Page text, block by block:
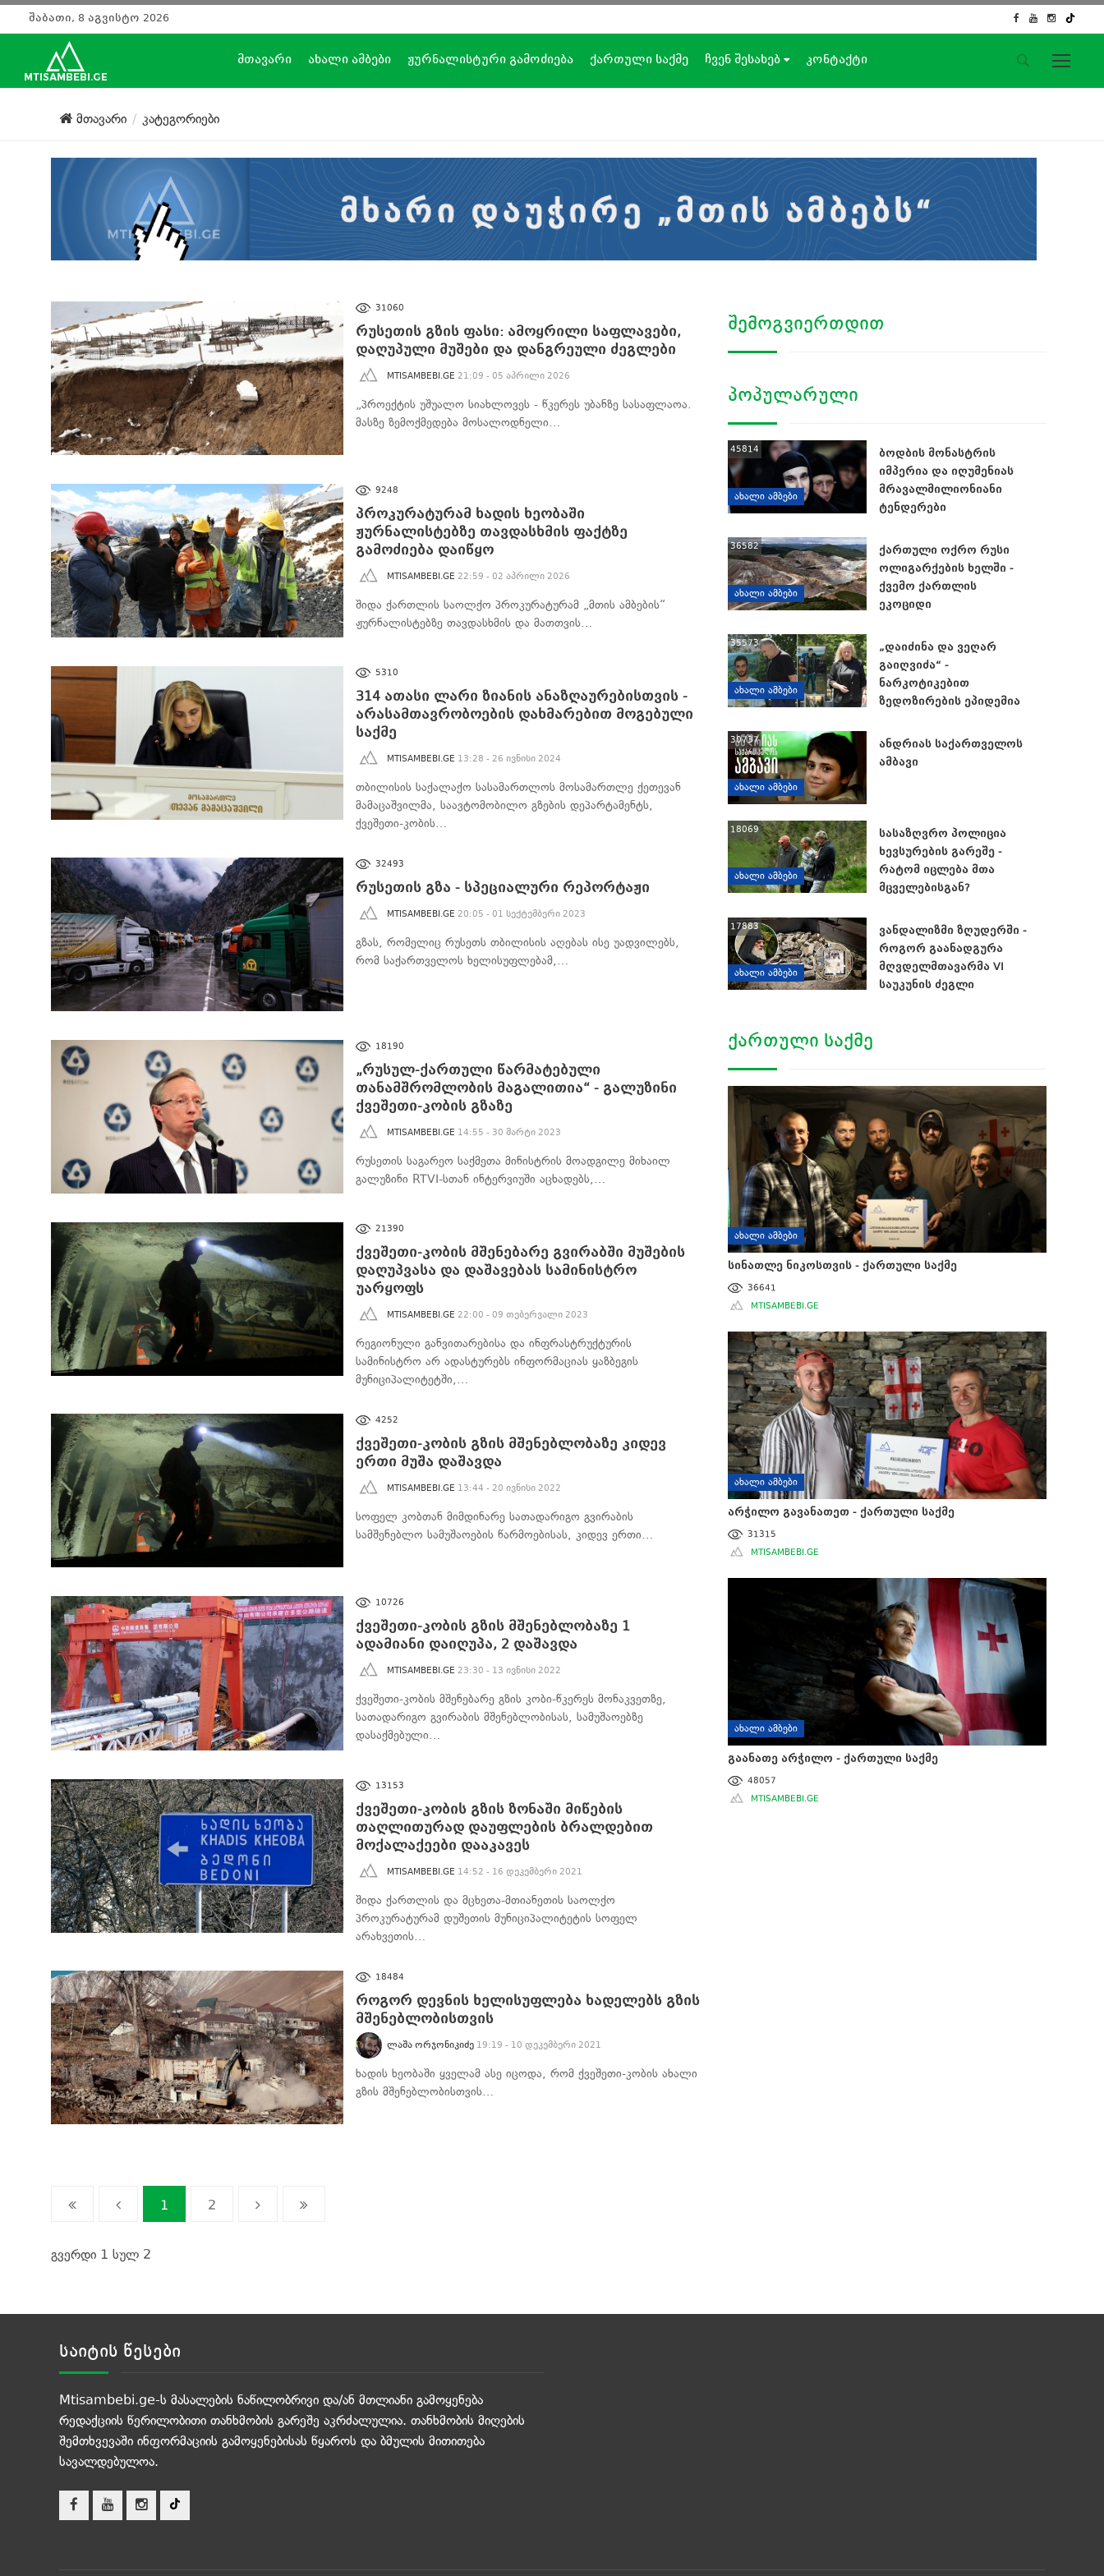
საიტის მენიუ
ჟურნალისტური გამოძიება
ქართული საქმე
ჩვენ შესახებ
კონტაქტი
შაბათი, 8 აგვისტო 2026
მთავარი ახალი ამბები ჟურნალისტური გამოძიება ქართული საქმე ჩვენ შესახებ კონტაქტი
მთავარი კატეგორიები
31060
რუსეთის გზის ფასი: ამოყრილი საფლავები,
დაღუპული მუშები და დანგრეული ძეგლები
MTISAMBEBI.GE 21:09 - 05 აპრილი 2026
„პროექტის უშუალო სიახლოვეს - წკერეს უბანზე სასაფლაოა.
მასზე ზემოქმედება მოსალოდნელი…
9248
პროკურატურამ ხადის ხეობაში
ჟურნალისტებზე თავდასხმის ფაქტზე
გამოძიება დაიწყო
MTISAMBEBI.GE 22:59 - 02 აპრილი 2026
შიდა ქართლის საოლქო პროკურატურამ „მთის ამბების“
ჟურნალისტებზე თავდასხმის და მათთვის…
5310
314 ათასი ლარი ზიანის ანაზღაურებისთვის -
არასამთავრობოების დახმარებით მოგებული
საქმე
MTISAMBEBI.GE 13:28 - 26 ივნისი 2024
თბილისის საქალაქო სასამართლოს მოსამართლე ქეთევან
მამაცაშვილმა, საავტომობილო გზების დეპარტამენტს,
ქვეშეთი-კობის…
32493
რუსეთის გზა - სპეციალური რეპორტაჟი
MTISAMBEBI.GE 20:05 - 01 სექტემბერი 2023
გზას, რომელიც რუსეთს თბილისის აღებას ისე უადვილებს,
რომ საქართველოს ხელისუფლებამ,…
18190
„რუსულ-ქართული წარმატებული
თანამშრომლობის მაგალითია“ - გალუზინი
ქვეშეთი-კობის გზაზე
MTISAMBEBI.GE 14:55 - 30 მარტი 2023
რუსეთის საგარეო საქმეთა მინისტრის მოადგილე მიხაილ
გალუზინი RTVI-სთან ინტერვიუში აცხადებს,…
21390
ქვეშეთი-კობის მშენებარე გვირაბში მუშების
დაღუპვასა და დაშავებას სამინისტრო
უარყოფს
MTISAMBEBI.GE 22:00 - 09 თებერვალი 2023
რეგიონული განვითარებისა და ინფრასტრუქტურის
სამინისტრო არ ადასტურებს ინფორმაციას ყაზბეგის
მუნიციპალიტეტში,…
4252
ქვეშეთი-კობის გზის მშენებლობაზე კიდევ
ერთი მუშა დაშავდა
MTISAMBEBI.GE 13:44 - 20 ივნისი 2022
სოფელ კობთან მიმდინარე სათადარიგო გვირაბის
სამშენებლო სამუშაოების წარმოებისას, კიდევ ერთი…
10726
ქვეშეთი-კობის გზის მშენებლობაზე 1
ადამიანი დაიღუპა, 2 დაშავდა
MTISAMBEBI.GE 23:30 - 13 ივნისი 2022
ქვეშეთი-კობის მშენებარე გზის კობი-წკერეს მონაკვეთზე,
სათადარიგო გვირაბის მშენებლობისას, სამუშაოებზე
დასაქმებული…
13153
ქვეშეთი-კობის გზის ზონაში მიწების
თაღლითურად დაუფლების ბრალდებით
მოქალაქეები დააკავეს
MTISAMBEBI.GE 14:52 - 16 დეკემბერი 2021
შიდა ქართლის და მცხეთა-მთიანეთის საოლქო
პროკურატურამ დუშეთის მუნიციპალიტეტის სოფელ
არახვეთის…
18484
როგორ დევნის ხელისუფლება ხადელებს გზის
მშენებლობისთვის
ᲚᲐᲨᲐ ᲝᲠᲯᲝᲜᲘᲙᲘᲫᲔ 19:19 - 10 დეკემბერი 2021
ხადის ხეობაში ყველამ ასე იცოდა, რომ ქვეშეთი-კობის ახალი
გზის მშენებლობისთვის…
1 2
გვერდი 1 სულ 2
ᲨᲔᲛᲝᲒᲕᲘᲔᲠᲗᲓᲘᲗ
ᲞᲝᲞᲣᲚᲐᲠᲣᲚᲘ
ᲐᲮᲐᲚᲘ ᲐᲛᲑᲔᲑᲘ
45814
ბოდბის მონასტრის
იმპერია და იღუმენიას
მრავალმილიონიანი
ტენდერები
ᲐᲮᲐᲚᲘ ᲐᲛᲑᲔᲑᲘ
36582
ქართული ოქრო რუსი
ოლიგარქების ხელში -
ქვემო ქართლის
ეკოციდი
ᲐᲮᲐᲚᲘ ᲐᲛᲑᲔᲑᲘ
35573
„დაიძინა და ვეღარ
გაიღვიძა“ -
ნარკოტიკებით
ზედოზირების ეპიდემია
ᲐᲮᲐᲚᲘ ᲐᲛᲑᲔᲑᲘ
30737
ანდრიას საქართველოს
ამბავი
ᲐᲮᲐᲚᲘ ᲐᲛᲑᲔᲑᲘ
18069
სასაზღვრო პოლიცია
ხევსურების გარეშე -
რატომ იცლება მთა
მცველებისგან?
ᲐᲮᲐᲚᲘ ᲐᲛᲑᲔᲑᲘ
17883
ვანდალიზმი ზღუდერში -
როგორ გაანადგურა
მღვდელმთავარმა VI
საუკუნის ძეგლი
ᲥᲐᲠᲗᲣᲚᲘ ᲡᲐᲥᲛᲔ
ᲐᲮᲐᲚᲘ ᲐᲛᲑᲔᲑᲘ
სინათლე ნიკოსთვის - ქართული საქმე
36641
MTISAMBEBI.GE
ᲐᲮᲐᲚᲘ ᲐᲛᲑᲔᲑᲘ
არჭილო გავანათეთ - ქართული საქმე
31315
MTISAMBEBI.GE
ᲐᲮᲐᲚᲘ ᲐᲛᲑᲔᲑᲘ
გაანათე არჭილო - ქართული საქმე
48057
MTISAMBEBI.GE
საიტის წესები
Mtisambebi.ge-ს მასალების ნაწილობრივი და/ან მთლიანი გამოყენება
რედაქციის წერილობითი თანხმობის გარეშე აკრძალულია. თანხმობის მიღების
შემთხვევაში ინფორმაციის გამოყენებისას წყაროს და ბმულის მითითება
სავალდებულოა.